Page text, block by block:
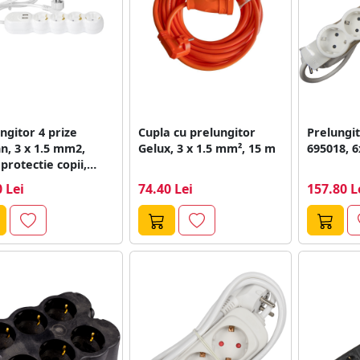
4 prize
3 x 1.5 mm2,
protectie copii,
Lei
Cupla cu prelungitor
Gelux, 3 x 1.5 mm², 15 m
74.40 Lei
695018,
157.80